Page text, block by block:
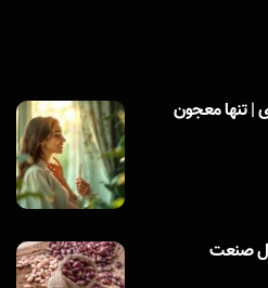
| تنها معجون
صنعت